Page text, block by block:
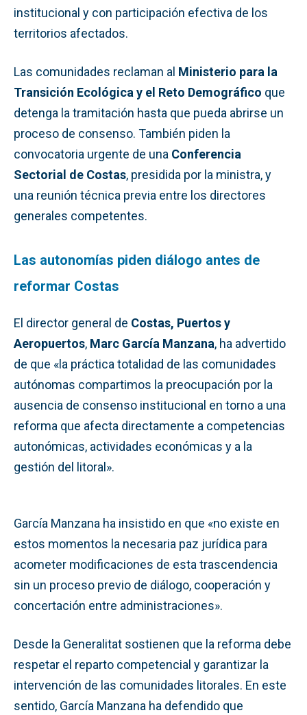
institucional y con participación efectiva de los
territorios afectados.
Las comunidades reclaman al Ministerio para la
Transición Ecológica y el Reto Demográfico que
detenga la tramitación hasta que pueda abrirse un
proceso de consenso. También piden la
convocatoria urgente de una Conferencia
Sectorial de Costas, presidida por la ministra, y
una reunión técnica previa entre los directores
generales competentes.
Las autonomías piden diálogo antes de
reformar Costas
El director general de Costas, Puertos y
Aeropuertos, Marc García Manzana, ha advertido
de que «la práctica totalidad de las comunidades
autónomas compartimos la preocupación por la
ausencia de consenso institucional en torno a una
reforma que afecta directamente a competencias
autonómicas, actividades económicas y a la
gestión del litoral».
García Manzana ha insistido en que «no existe en
estos momentos la necesaria paz jurídica para
acometer modificaciones de esta trascendencia
sin un proceso previo de diálogo, cooperación y
concertación entre administraciones».
Desde la Generalitat sostienen que la reforma debe
respetar el reparto competencial y garantizar la
intervención de las comunidades litorales. En este
sentido, García Manzana ha defendido que